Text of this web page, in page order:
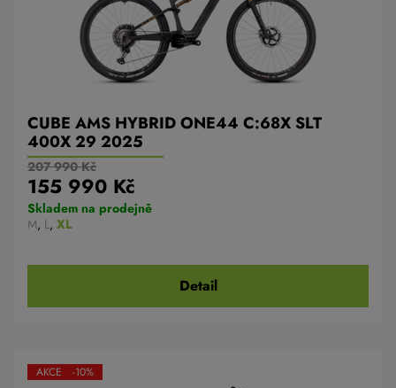
CUBE AMS HYBRID ONE44 C:68X SLT
400X 29 2025
207 990 Kč
155 990 Kč
Skladem na prodejně
M, L, XL
Detail
AKCE -10%